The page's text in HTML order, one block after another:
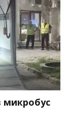
микробус